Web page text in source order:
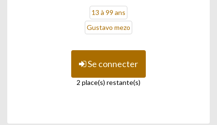
13 à 99 ans
Gustavo mezo
Se connecter
2 place(s) restante(s)